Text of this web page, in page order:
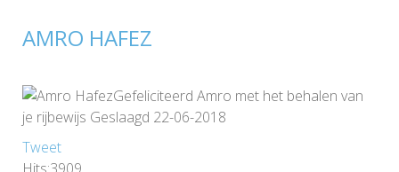
AMRO HAFEZ
Gefeliciteerd Amro met het behalen van
je rijbewijs Geslaagd 22-06-2018
Tweet